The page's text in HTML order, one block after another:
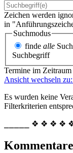
Zeichen werden
in
Suchmodus
finde alle
Suchbegriff
Termine im
Ansicht wechseln
Es wurden keine
Filterkriterien
⎯⎯⎯⎯⎯ ❖ ❖ ❖ ❖ ❖
Kommentare